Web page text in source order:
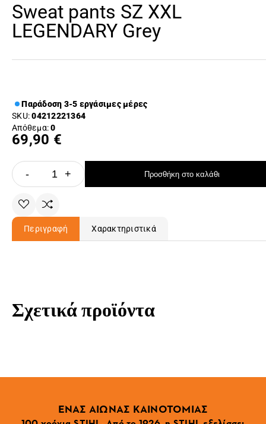
Sweat pants SZ XXL
LEGENDARY Grey
Παράδοση 3-5 εργάσιμες μέρες
SKU:04212221364
Απόθεμα:0
69,90 €
- + Προσθήκη στο καλάθι
Περιγραφή Χαρακτηριστικά
Σχετικά προϊόντα
ΕΝΑΣ ΑΙΩΝΑΣ ΚΑΙΝΟΤΟΜΙΑΣ